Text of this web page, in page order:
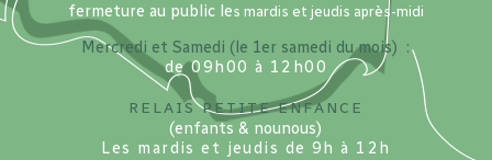
fermeture au public les mardis et jeudis après-midi
Mercredi et Samedi (le 1er samedi du mois) :
de 09h00 à 12h00
Relais petite enfance
(enfants & nounous)
Les mardis et jeudis de 9h à 12h